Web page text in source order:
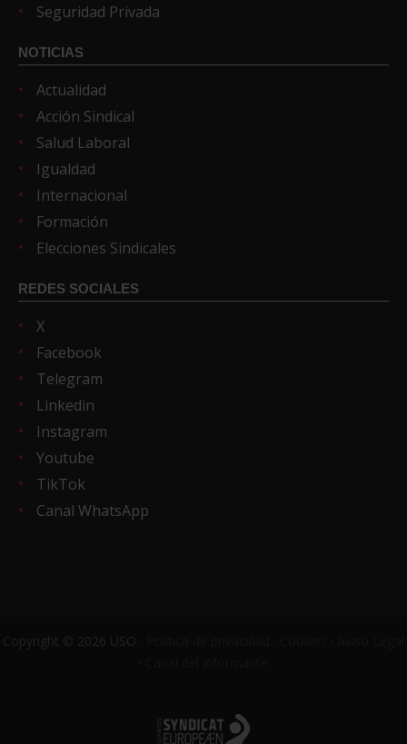
Seguridad Privada
NOTICIAS
Actualidad
Acción Sindical
Salud Laboral
Igualdad
Internacional
Formación
Elecciones Sindicales
REDES SOCIALES
X
Facebook
Telegram
Linkedin
Instagram
Youtube
TikTok
Canal WhatsApp
Copyright © 2026 USO ·